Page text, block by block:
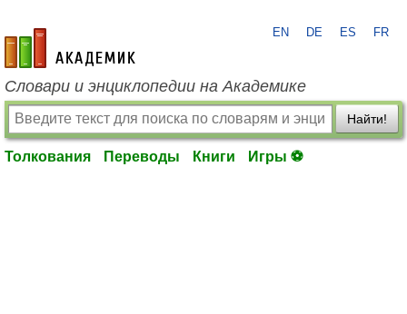
academic.ru
EN DE ES FR
Словари и энциклопедии на Академике
Найти!
Толкования Переводы Книги Игры ⚽